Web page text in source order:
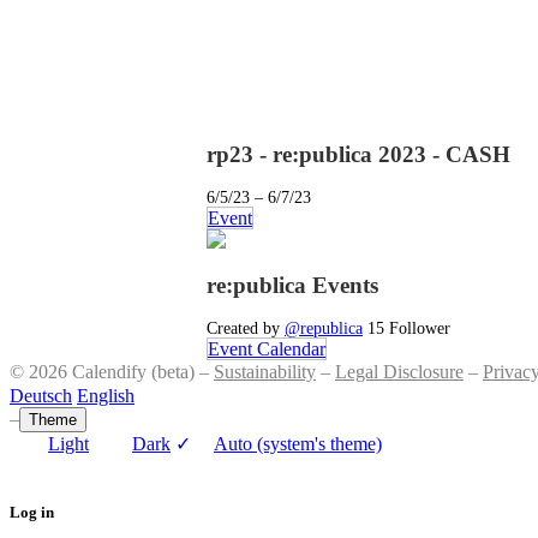
rp23 - re:publica 2023 - CASH
6/5/23 – 6/7/23
Event
re:publica Events
Created by @republica 15 Follower
Event Calendar
© 2026 Calendify (beta) – Sustainability – Legal Disclosure –
Deutsch English
– Theme
Light Dark ✓ Auto (system's theme)
Log in